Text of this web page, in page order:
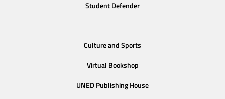
Student Defender
Culture and Sports
Virtual Bookshop
UNED Publishing House